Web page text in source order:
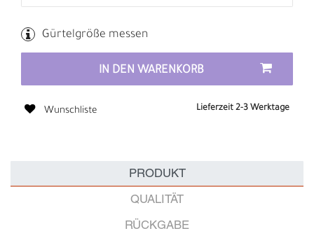
Gürtelgröße messen
IN DEN WARENKORB
Wunschliste Lieferzeit 2-3 Werktage
PRODUKT
QUALITÄT
RÜCKGABE